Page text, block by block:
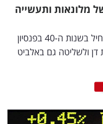
מלונאות ותעשייה
מי הם משפחת פדרמן? מה שהתחיל בשנות ה-40 בפנסיון
ולשליטה גם באלביט